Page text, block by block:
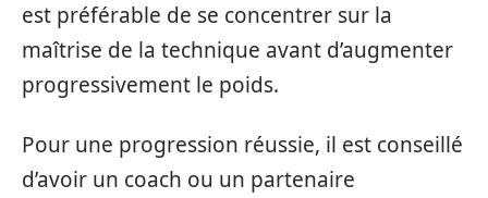
est préférable de se concentrer sur la
maîtrise de la technique avant d’augmenter
progressivement le poids.
Pour une progression réussie, il est conseillé
d’avoir un coach ou un partenaire